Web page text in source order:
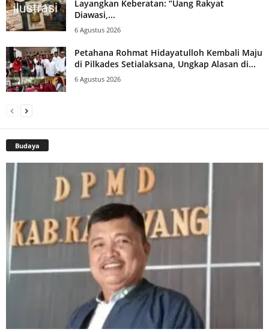
Layangkan Keberatan: “Uang Rakyat
Diawasi,...
6 Agustus 2026
Petahana Rohmat Hidayatulloh Kembali Maju
di Pilkades Setialaksana, Ungkap Alasan di...
6 Agustus 2026
Budaya